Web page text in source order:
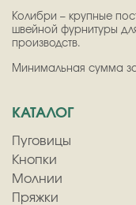
Колибри – крупные
швейной фурнитуры
производств.
Минимальная сумма
КАТАЛОГ
Пуговицы
Кнопки
Молнии
Пряжки